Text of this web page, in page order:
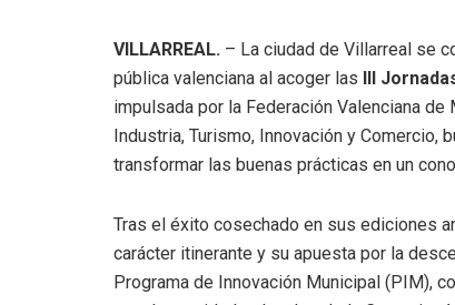
VILLARREAL. – La ciudad de Villarreal se
pública valenciana al acoger las III
impulsada por la Federación Valenciana
Industria, Turismo, Innovación y
transformar las buenas prácticas en un
Tras el éxito cosechado en sus ediciones
carácter itinerante y su apuesta por la
Programa de Innovación Municipal (PIM),